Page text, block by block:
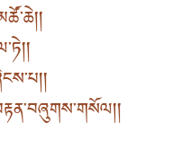
།
།
།
།